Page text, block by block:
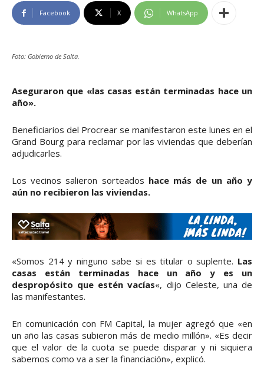
Facebook X WhatsApp
Foto: Gobierno de Salta.
Aseguraron que «las casas están terminadas hace un
año».
Beneficiarios del Procrear se manifestaron este lunes en el
Grand Bourg para reclamar por las viviendas que deberían
adjudicarles.
Los vecinos salieron sorteados hace más de un año y
aún no recibieron las viviendas.
«Somos 214 y ninguno sabe si es titular o suplente. Las
casas están terminadas hace un año y es un
despropósito que estén vacías«, dijo Celeste, una de
las manifestantes.
En comunicación con FM Capital, la mujer agregó que «en
un año las casas subieron más de medio millón». «Es decir
que el valor de la cuota se puede disparar y ni siquiera
sabemos como va a ser la financiación», explicó.